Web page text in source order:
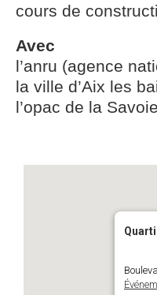
cours de
Avec
l’anru (agence
la ville d’Aix les
l’opac de la Savoie